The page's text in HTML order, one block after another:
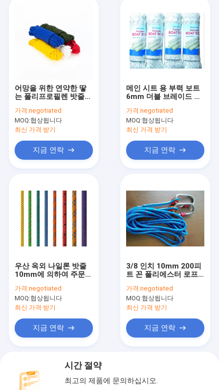
어망을 위한 연약한 땋
는 폴리프로필렌 밧줄
가격:negotiated
MOQ:협상됩니다
최신 가격 받기
지금 연락
메인 시트 용 부력 보트
6mm 더블 브레이드 나
가격:negotiated
MOQ:협상됩니다
최신 가격 받기
지금 연락
우산 옥외 나일론 밧줄
10mm에 의하여 주문을
50ft/100ft 330lbs
가격:negotiated
MOQ:협상됩니다
최신 가격 받기
지금 연락
3/8 인치 10mm 200피
트 꼰 폴리에스터 로프
가격:negotiated
MOQ:협상됩니다
최신 가격 받기
지금 연락
시간 절약
최고의 제품에 문의하십시오.